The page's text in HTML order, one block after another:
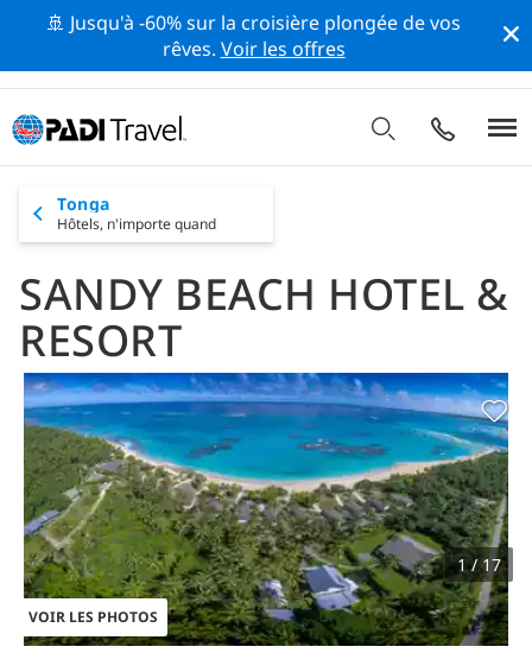
🚢 Jusqu'à -60% sur la croisière plongée de vos
rêves. Voir les offres
Tonga
Hôtels, n'importe quand
SANDY BEACH HOTEL &
RESORT
VOIR LES PHOTOS
1 / 17